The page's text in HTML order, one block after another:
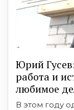
Юрий
работа и
любимое
В этом году